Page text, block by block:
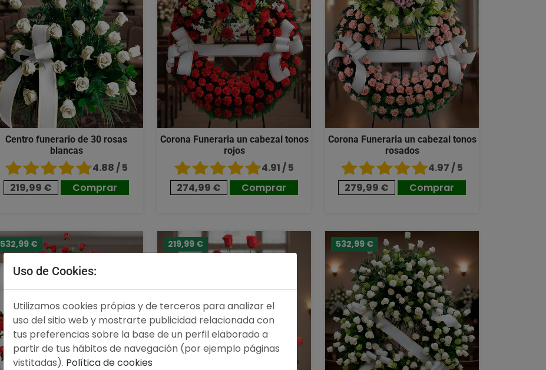
Centro funerario de 30 rosas
blancas
4.88 / 5
219,99 €
Comprar
Corona Funeraria un cabezal tonos
rojos
4.91 / 5
274,99 €
Comprar
Corona Funeraria un cabezal tonos
rosados
4.97 / 5
279,99 €
Comprar
532,99 € 219,99 € 532,99 €
Uso de Cookies:
Utilizamos cookies própias y de terceros para analizar el
uso del sitio web y mostrarte publicidad relacionada con
tus preferencias sobre la base de un perfil elaborado a
partir de tus hábitos de navegación (por ejemplo páginas
vistitadas). Política de cookies